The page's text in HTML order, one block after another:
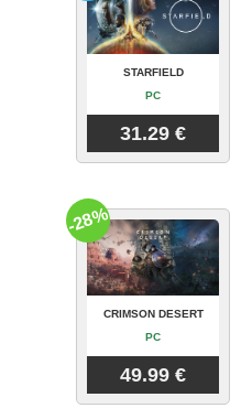
STARFIELD
PC
31.29 €
CRIMSON DESERT
PC
49.99 €
-28%